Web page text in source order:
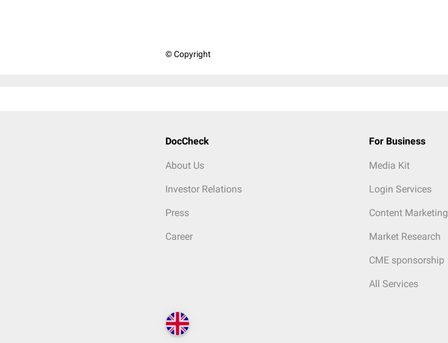
© Copyright
DocCheck
About Us
Investor Relations
Press
Career
For Business
Media Kit
Login Services
Content Marketing
Market Research
CME sponsorship
All Services